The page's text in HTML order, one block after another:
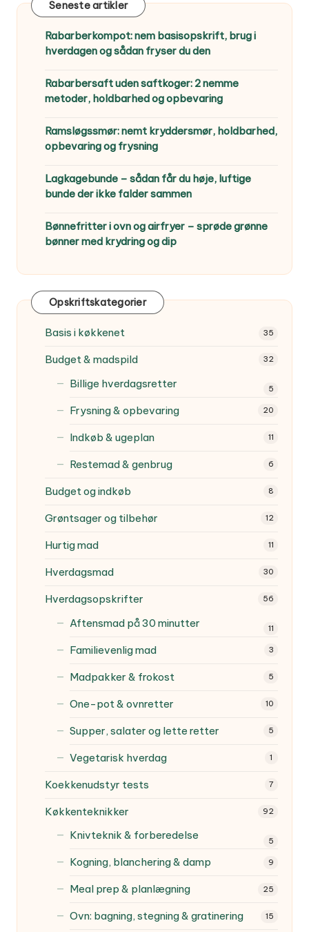
Seneste artikler
Rabarberkompot: nem basisopskrift, brug i
hverdagen og sådan fryser du den
Rabarbersaft uden saftkoger: 2 nemme
metoder, holdbarhed og opbevaring
Ramsløgssmør: nemt kryddersmør, holdbarhed,
opbevaring og frysning
Lagkagebunde – sådan får du høje, luftige
bunde der ikke falder sammen
Bønnefritter i ovn og airfryer – sprøde grønne
bønner med krydring og dip
Opskriftskategorier
Basis i køkkenet 35
Budget & madspild 32
Billige hverdagsretter 5
Frysning & opbevaring 20
Indkøb & ugeplan 11
Restemad & genbrug 6
Budget og indkøb 8
Grøntsager og tilbehør 12
Hurtig mad 11
Hverdagsmad 30
Hverdagsopskrifter 56
Aftensmad på 30 minutter 11
Familievenlig mad 3
Madpakker & frokost 5
One-pot & ovnretter 10
Supper, salater og lette retter 5
Vegetarisk hverdag 1
Koekkenudstyr tests 7
Køkkenteknikker 92
Knivteknik & forberedelse 5
Kogning, blanchering & damp 9
Meal prep & planlægning 25
Ovn: bagning, stegning & gratinering 15